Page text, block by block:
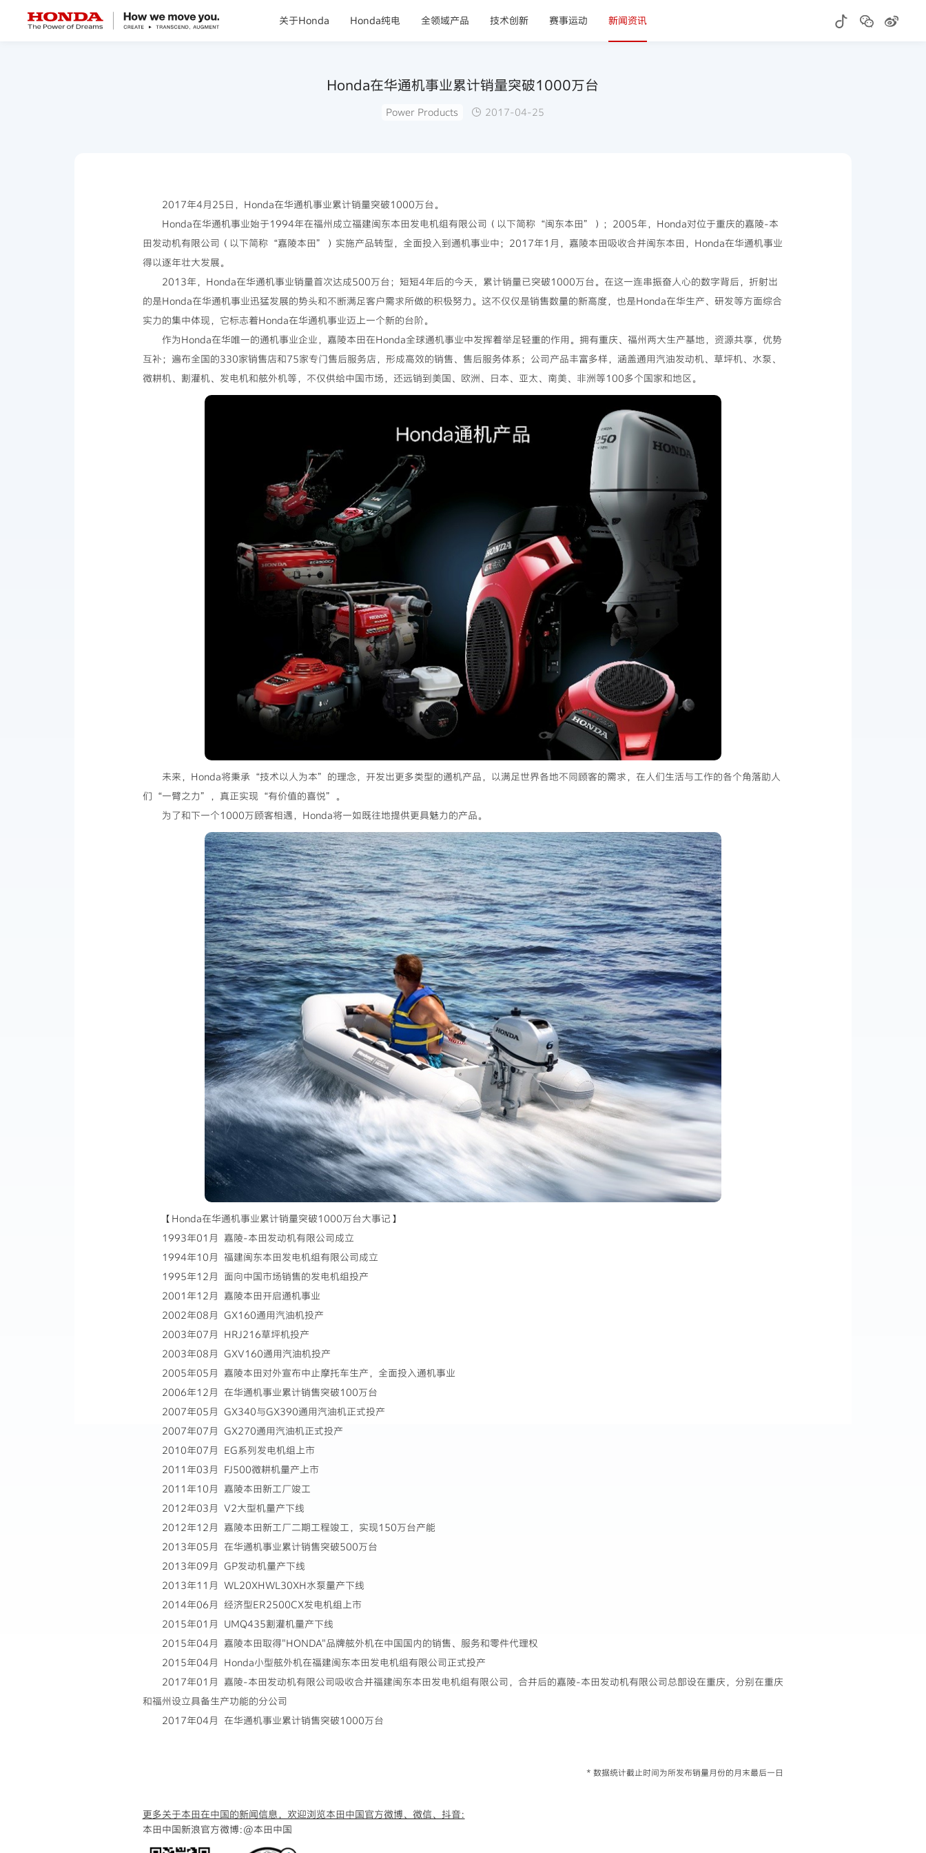
关于Honda Honda纯电 全领域产品 技术创新 赛事运动 新闻资讯
Honda在华通机事业累计销量突破1000万台
Power Products 2017-04-25
2017年4月25日，Honda在华通机事业累计销量突破1000万台。
Honda在华通机事业始于1994年在福州成立福建闽东本田发电机组有限公司（以下简称“闽东本田”）；2005年，Honda对位于重庆的嘉陵-本
田发动机有限公司（以下简称“嘉陵本田”）实施产品转型，全面投入到通机事业中；2017年1月，嘉陵本田吸收合并闽东本田，Honda在华通机事业
得以逐年壮大发展。
2013年，Honda在华通机事业销量首次达成500万台；短短4年后的今天，累计销量已突破1000万台。在这一连串振奋人心的数字背后，折射出
的是Honda在华通机事业迅猛发展的势头和不断满足客户需求所做的积极努力。这不仅仅是销售数量的新高度，也是Honda在华生产、研发等方面综合
实力的集中体现，它标志着Honda在华通机事业迈上一个新的台阶。
作为Honda在华唯一的通机事业企业，嘉陵本田在Honda全球通机事业中发挥着举足轻重的作用。拥有重庆、福州两大生产基地，资源共享，优势
互补；遍布全国的330家销售店和75家专门售后服务店，形成高效的销售、售后服务体系；公司产品丰富多样，涵盖通用汽油发动机、草坪机、水泵、
微耕机、割灌机、发电机和舷外机等，不仅供给中国市场，还远销到美国、欧洲、日本、亚太、南美、非洲等100多个国家和地区。
未来，Honda将秉承“技术以人为本”的理念，开发出更多类型的通机产品，以满足世界各地不同顾客的需求，在人们生活与工作的各个角落助人
们“一臂之力”，真正实现“有价值的喜悦”。
为了和下一个1000万顾客相遇，Honda将一如既往地提供更具魅力的产品。
【Honda在华通机事业累计销量突破1000万台大事记】
1993年01月 嘉陵-本田发动机有限公司成立
1994年10月 福建闽东本田发电机组有限公司成立
1995年12月 面向中国市场销售的发电机组投产
2001年12月 嘉陵本田开启通机事业
2002年08月 GX160通用汽油机投产
2003年07月 HRJ216草坪机投产
2003年08月 GXV160通用汽油机投产
2005年05月 嘉陵本田对外宣布中止摩托车生产，全面投入通机事业
2006年12月 在华通机事业累计销售突破100万台
2007年05月 GX340与GX390通用汽油机正式投产
2007年07月 GX270通用汽油机正式投产
2010年07月 EG系列发电机组上市
2011年03月 FJ500微耕机量产上市
2011年10月 嘉陵本田新工厂竣工
2012年03月 V2大型机量产下线
2012年12月 嘉陵本田新工厂二期工程竣工，实现150万台产能
2013年05月 在华通机事业累计销售突破500万台
2013年09月 GP发动机量产下线
2013年11月 WL20XHWL30XH水泵量产下线
2014年06月 经济型ER2500CX发电机组上市
2015年01月 UMQ435割灌机量产下线
2015年04月 嘉陵本田取得"HONDA"品牌舷外机在中国国内的销售、服务和零件代理权
2015年04月 Honda小型舷外机在福建闽东本田发电机组有限公司正式投产
2017年01月 嘉陵-本田发动机有限公司吸收合并福建闽东本田发电机组有限公司，合并后的嘉陵-本田发动机有限公司总部设在重庆，分别在重庆
和福州设立具备生产功能的分公司
2017年04月 在华通机事业累计销售突破1000万台
* 数据统计截止时间为所发布销量月份的月末最后一日
更多关于本田在中国的新闻信息，欢迎浏览本田中国官方微博、微信、抖音:
本田中国新浪官方微博:@本田中国